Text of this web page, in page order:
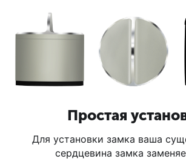
Простая
Для установки замка ваша
сердцевина замка